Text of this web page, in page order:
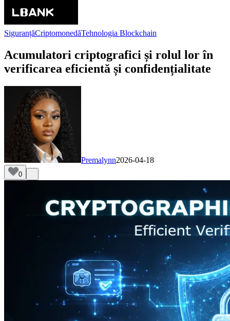
SiguranțăCriptomonedăTehnologia Blockchain
Acumulatori criptografici și rolul lor în
verificarea eficientă și confidențialitate
Premalynn2026-04-18
0